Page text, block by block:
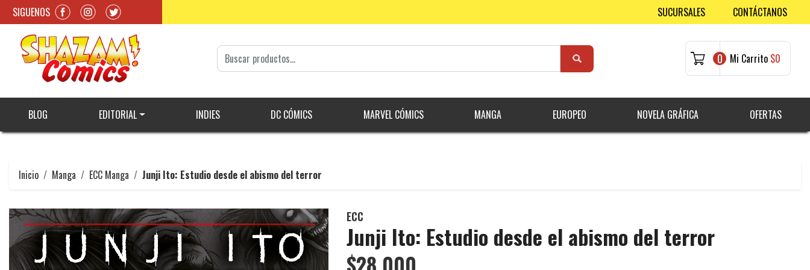
SIGUENOS SUCURSALES CONTÁCTANOS
0 Mi Carrito $0
BLOG EDITORIAL INDIES DC CÓMICS MARVEL CÓMICS MANGA EUROPEO NOVELA GRÁFICA OFERTAS
Inicio Manga ECC Manga Junji Ito: Estudio desde el abismo del terror
ECC
Junji Ito: Estudio desde el abismo del terror